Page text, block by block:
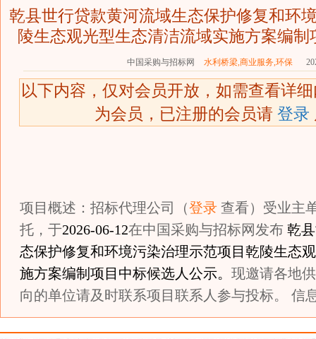
乾县世行贷款黄河流域生态保护修复和环
陵生态观光型生态清洁流域实施方案编
中国采购与招标网 水利桥梁,商业服务,环保
以下内容，仅对会员开放，如需查看详
为会员，已注册的会员请 登录
项目概述：招标代理公司（登录 查看）受业主
托，于2026-06-12在中国采购与招标网发布 乾
态保护修复和环境污染治理示范项目乾陵生态
施方案编制项目中标候选人公示。 现邀请各地
向的单位请及时联系项目联系人参与投标。 信